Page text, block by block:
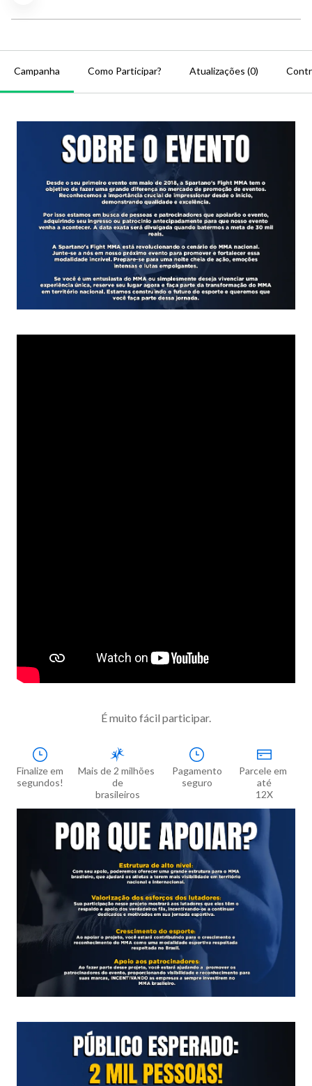
Campanha Como Participar? Atualizações (0)
É muito fácil participar.
Finalize em
segundos!
Mais de 2 milhões
de
brasileiros
Pagamento
seguro
Parcele em
até
12X